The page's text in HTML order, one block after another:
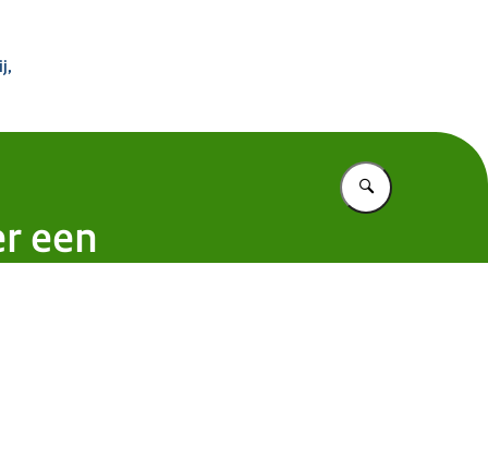
Vul in wat u
een